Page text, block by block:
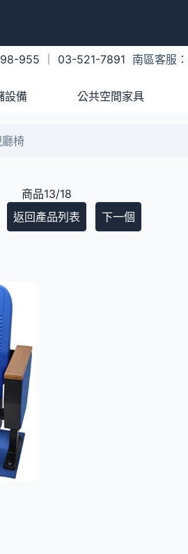
955 03-521-7891 南區客服：
設備 公共空間家具
椅
商品13/18
返回產品列表 下一個